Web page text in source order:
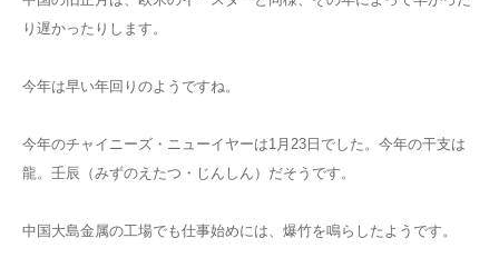
り遅かったりします。
今年は早い年回りのようですね。
今年のチャイニーズ・ニューイヤーは1月23日でした。今年の干支は
龍。壬辰（みずのえたつ・じんしん）だそうです。
中国大島金属の工場でも仕事始めには、爆竹を鳴らしたようです。
フィルターの製作事例